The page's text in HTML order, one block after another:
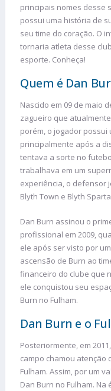
principais nomes desse
possui uma história de
seu time do coração. O
tornaria atleta desse
esporte. Conheça!
Quem é Dan
Nascido em 09 de maio
zagueiro que
porém, o jogador
principalmente após a
tentava a sorte no
trabalhava em um
experiência, o defensor
Blyth Town e Blyth
Dan Burn assinou o
profissional em 2009,
ele após ser visto por
ascensão de Burn ao
financeiro do clube que
ele conquistou seu
Burn no Fulham.
Dan Burn e o
Posteriormente, em
campo chamou atenção
Fulham. Assim, por um
Dan Burn no Fulham.